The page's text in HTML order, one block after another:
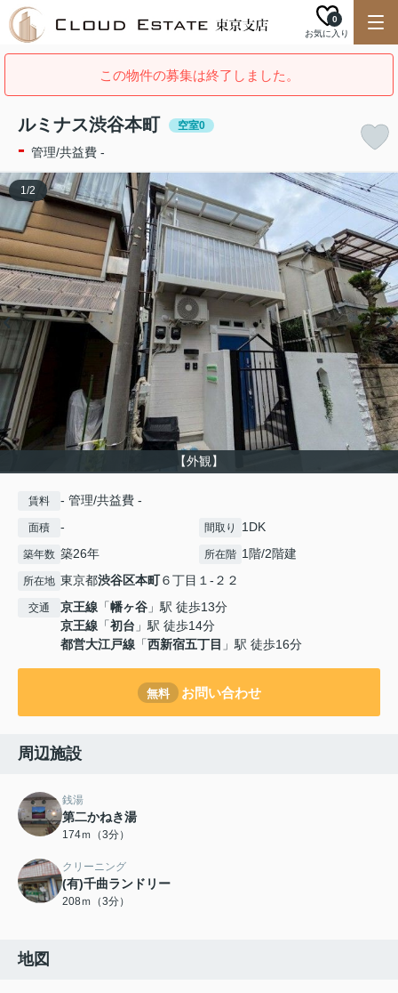
お気に入り
0
この物件の募集は終了しました。
ルミナス渋谷本町 空室0
- 管理/共益費 -
【外観】
1/2
賃料 - 管理/共益費 -
面積 - 間取り 1DK
築年数 築26年 所在階 1階/2階建
所在地 東京都渋谷区本町６丁目１-２２
交通 京王線 「幡ヶ谷 」駅 徒歩13分
京王線 「初台 」駅 徒歩14分
都営大江戸線 「西新宿五丁目 」駅 徒歩16分
無料 お問い合わせ
周辺施設
銭湯
第二かねき湯
174ｍ（3分）
クリーニング
(有)千曲ランドリー
208ｍ（3分）
地図